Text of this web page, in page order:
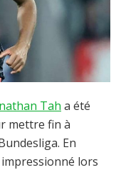
Tah a été
mettre fin à
En
lors